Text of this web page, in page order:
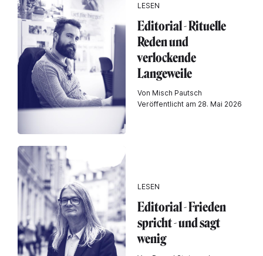
LESEN
Editorial - Rituelle
Reden und
verlockende
Langeweile
Von Misch Pautsch
Veröffentlicht am 28. Mai 2026
LESEN
Editorial - Frieden
spricht - und sagt
wenig